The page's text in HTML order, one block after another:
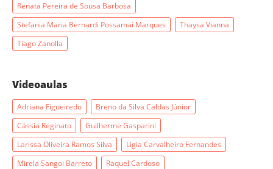
Renata Pereira de Sousa Barbosa
Stefania Maria Bernardi Possamai Marques
Thaysa Vianna
Tiago Zanolla
Videoaulas
Adriana Figueiredo
Breno da Silva Caldas Júnior
Cássia Reginato
Guilherme Gasparini
Larissa Oliveira Ramos Silva
Ligia Carvalheiro Fernandes
Mirela Sangoi Barreto
Raquel Cardoso